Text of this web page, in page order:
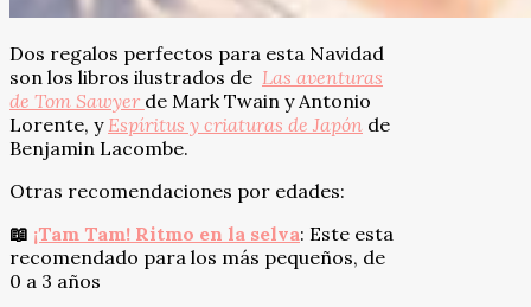
Dos regalos perfectos para esta Navidad
son los libros ilustrados de Las aventuras
de Tom Sawyer de Mark Twain y Antonio
Lorente, y Espíritus y criaturas de Japón de
Benjamin Lacombe.
Otras recomendaciones por edades:
📖 ¡Tam Tam! Ritmo en la selva: Este esta
recomendado para los más pequeños, de
0 a 3 años